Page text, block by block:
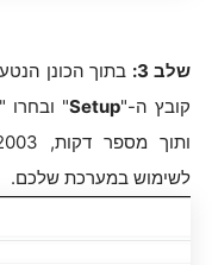
שלב 3:
בתוך הכונן
קובץ ה-"Setup" ובחרו "
לשימוש במערכת שלכם.